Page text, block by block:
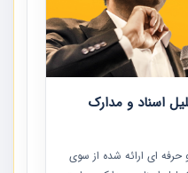
اسناد و مدارک
حرفه‏ ای ارائه شده از سوی